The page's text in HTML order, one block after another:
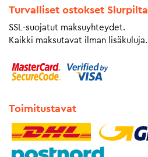
Turvalliset ostokset Slurpilta
SSL-suojatut maksuyhteydet.
Kaikki maksutavat ilman lisäkuluja.
Toimitustavat